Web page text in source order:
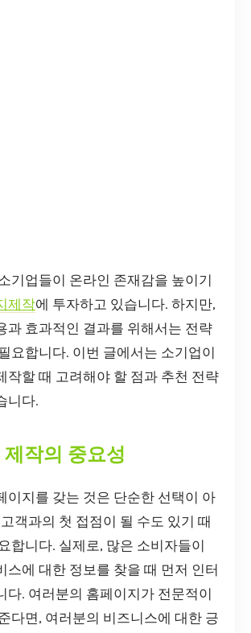
기업들이 온라인 존재감을 높이기
제작에 투자하고 있습니다. 하지만,
과 효과적인 결과를 위해서는 전략
요합니다. 이번 글에서는 소기업이
작할 때 고려해야 할 점과 추천 전략
니다.
작의 중요성
이지를 갖는 것은 단순한 선택이 아
객과의 첫 접점이 될 수도 있기 때
합니다. 실제로, 많은 소비자들이
스에 대한 정보를 찾을 때 먼저 인터
다. 여러분의 홈페이지가 전문적이
다면, 여러분의 비즈니스에 대한 긍